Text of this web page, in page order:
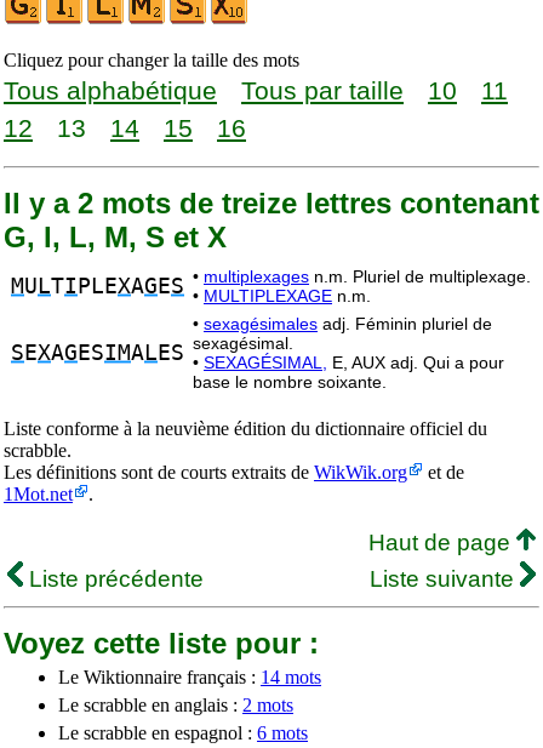
Cliquez pour changer la taille des mots
Tous alphabétique Tous par taille 10
11
12
13 14 15 16
Il y a 2 mots de treize lettres contenant
G, I, L, M, S et X
MU LTI PLEXAG ES • multiplexages n.m. Pluriel de multiplexage.
• MULTIPLEXAGE n.m.
S EXAG ESIMAL ES
• sexagésimales adj. Féminin pluriel de
sexagésimal.
• SEXAGÉSIMAL,
E, AUX adj. Qui a pour
base le nombre soixante.
Liste conforme à la neuvième édition du dictionnaire officiel du
scrabble.
Les définitions sont de courts extraits de WikWik.org
et de
1Mot.net
.
Haut de page
Liste précédente
Liste suivante
Voyez cette liste pour :
Le Wiktionnaire français : 14 mots
Le scrabble en anglais : 2 mots
Le scrabble en espagnol : 6 mots